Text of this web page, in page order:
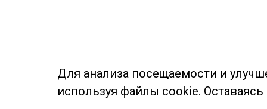
Для анализа посещаемости и
используя файлы cookie.